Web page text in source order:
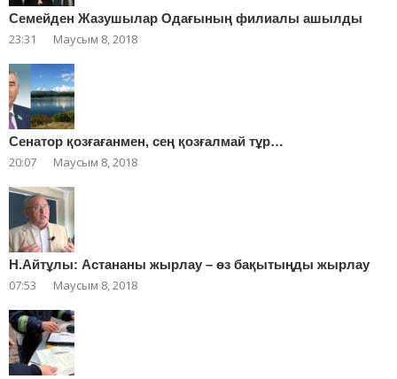
Cемейден Жазушылар Одағының филиалы ашылды
23:31 Маусым 8, 2018
Сенатор қозғағанмен, сең қозғалмай тұр…
20:07 Маусым 8, 2018
Н.Айтұлы: Астананы жырлау – өз бақытыңды жырлау
07:53 Маусым 8, 2018